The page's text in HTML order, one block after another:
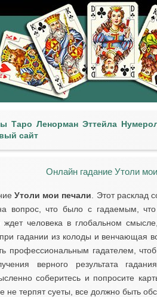
Таро Ленорман Эттейла
сайт
Онлайн гадание Утоли
Утоли мои печали . Этот расклад
вопрос, что было с гадаемым,
ждет человека в глобальном
гадании из колоды и венчающая
профессиональным гадателем,
верного результата
соберитесь и попросите
не терпят суеты, все должно быть